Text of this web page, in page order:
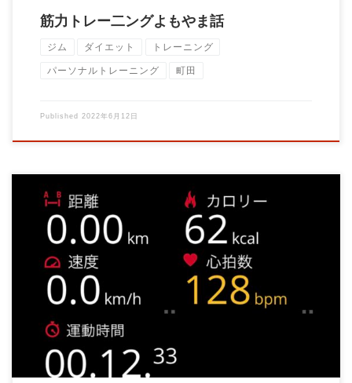
筋力トレー二ングよもやま話
ジム ダイエット トレーニング
パーソナルトレーニング 町田
Published 2022年6月12日
当ジムではバトルロープを使ったエクササイズが可能です。
お客様にやっても […]